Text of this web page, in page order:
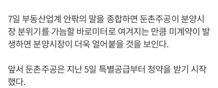
7일 부동산업계 안팎의 말을 종합하면 둔촌주공이 분양시
장 분위기를 가늠할 바로미터로 여겨지는 만큼 미계약이 발
생하면 분양시장이 더욱 얼어붙을 것을 보인다.
앞서 둔촌주공은 지난 5일 특별공급부터 청약을 받기 시작
했다.